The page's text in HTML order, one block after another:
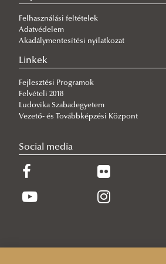
2025. november
2025. december
2024. november
2024. december
Felhasználási feltételek
Adatvédelem
Akadálymentesítési nyilatkozat
Linkek
Fejlesztési Programok
Felvételi 2018
Ludovika Szabadegyetem
Vezető- és Továbbképzési Központ
Social media